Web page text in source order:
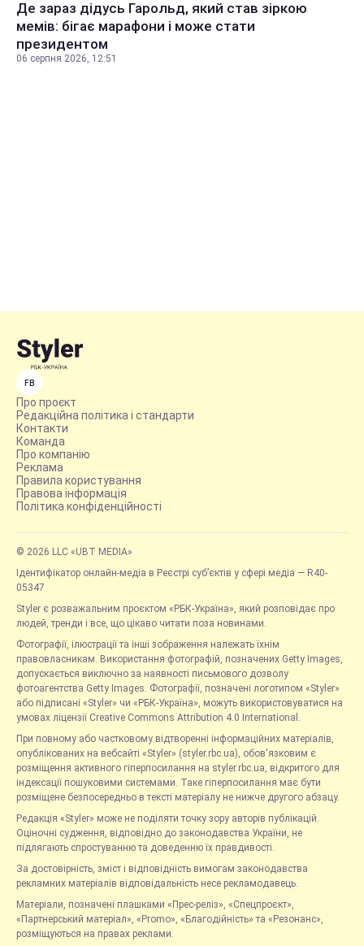
Де зараз дідусь Гарольд, який став зіркою
мемів: бігає марафони і може стати
президентом
06 серпня 2026, 12:51
FB
Про проєкт
Редакційна політика і стандарти
Контакти
Команда
Про компанію
Реклама
Правила користування
Правова інформація
Політика конфіденційності
© 2026 LLC «UBT MEDIA»
Ідентифікатор онлайн-медіа в Реєстрі суб’єктів у сфері медіа — R40-
05347
Styler є розважальним проєктом «РБК-Україна», який розповідає про
людей, тренди і все, що цікаво читати поза новинами.
Фотографії, ілюстрації та інші зображення належать їхнім
правовласникам. Використання фотографій, позначених Getty Images,
допускається виключно за наявності письмового дозволу
фотоагентства Getty Images. Фотографії, позначені логотипом «Styler»
або підписані «Styler» чи «РБК-Україна», можуть використовуватися на
умовах ліцензії Creative Commons Attribution 4.0 International.
При повному або частковому відтворенні інформаційних матеріалів,
опублікованих на вебсайті «Styler» (styler.rbc.ua), обов'язковим є
розміщення активного гіперпосилання на styler.rbc.ua, відкритого для
індексації пошуковими системами. Таке гіперпосилання має бути
розміщене безпосередньо в тексті матеріалу не нижче другого абзацу.
Редакція «Styler» може не поділяти точку зору авторів публікацій.
Оціночні судження, відповідно до законодавства України, не
підлягають спростуванню та доведенню їх правдивості.
За достовірність, зміст і відповідність вимогам законодавства
рекламних матеріалів відповідальність несе рекламодавець.
Матеріали, позначені плашками «Прес-реліз», «Спецпроєкт»,
«Партнерський матеріал», «Promo», «Благодійність» та «Резонанс»,
розміщуються на правах реклами.